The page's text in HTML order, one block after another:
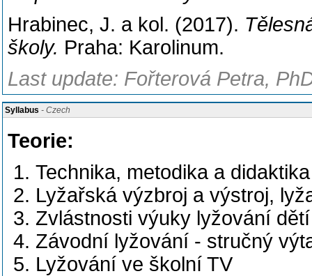
Hrabinec, J. a kol. (2017).
školy. Praha: Karolinum.
Last update: Fořterová Petra,
Syllabus - Czech
Teorie:
Technika, metodika a
Lyžařská výzbroj a výstroj,
Zvlástnosti výuky lyžování
Závodní lyžování - stručný
Lyžování ve školní TV